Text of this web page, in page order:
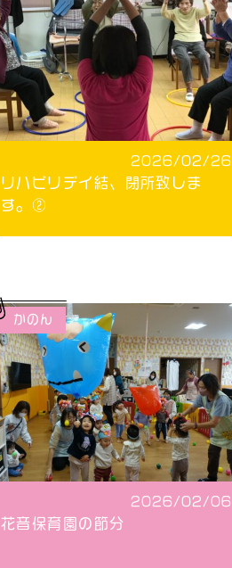
2026/02/26
リハビリデイ結、閉所致しま
す。②
2026/02/06
花音保育園の節分
かのん